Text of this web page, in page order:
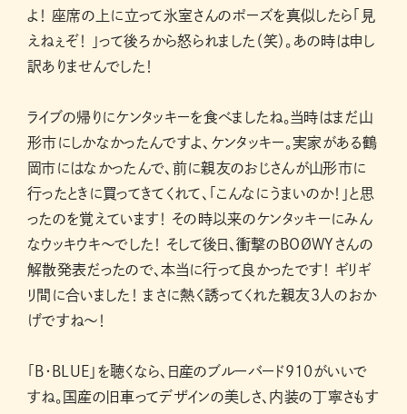
よ！ 座席の上に立って氷室さんのポーズを真似したら「見
えねぇぞ！ 」って後ろから怒られました（笑）。あの時は申し
訳ありませんでした！
ライブの帰りにケンタッキーを食べましたね。当時はまだ山
形市にしかなかったんですよ、ケンタッキー。実家がある鶴
岡市にはなかったんで、前に親友のおじさんが山形市に
行ったときに買ってきてくれて、「こんなにうまいのか！」と思
ったのを覚えています！ その時以来のケンタッキーにみん
なウッキウキ〜でした！ そして後日、衝撃のBOØWYさんの
解散発表だったので、本当に行って良かったです！ ギリギ
リ間に合いました！ まさに熱く誘ってくれた親友3人のおか
げですね〜！
「B・BLUE」を聴くなら、日産のブルーバード910がいいで
すね。国産の旧車ってデザインの美しさ、内装の丁寧さもす